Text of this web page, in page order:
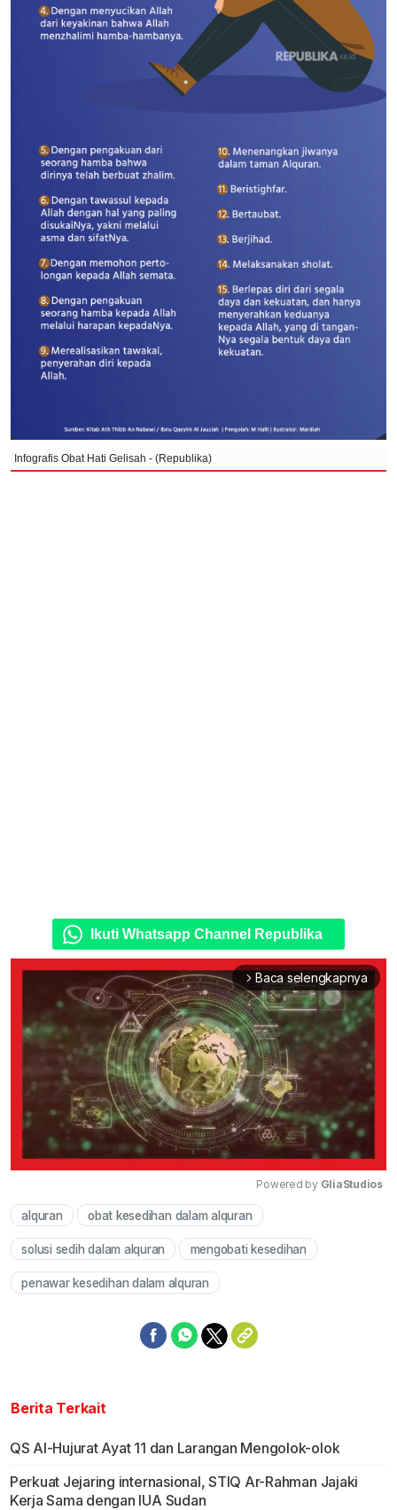
Infografis Obat Hati Gelisah - (Republika)
Ikuti Whatsapp Channel Republika
arrow_forward_ios Baca selengkapnya
Powered by GliaStudios
alquran obat kesedihan dalam alquran
solusi sedih dalam alquran mengobati kesedihan
penawar kesedihan dalam alquran
Berita Terkait
QS Al-Hujurat Ayat 11 dan Larangan Mengolok-olok
Perkuat Jejaring internasional, STIQ Ar-Rahman Jajaki
Kerja Sama dengan IUA Sudan